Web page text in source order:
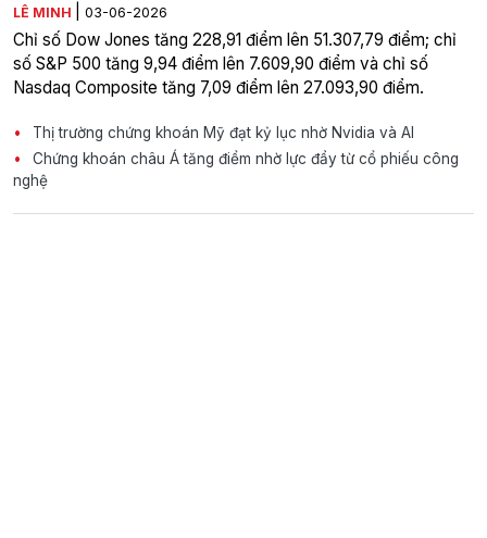
LÊ MINH 03-06-2026
Chỉ số Dow Jones tăng 228,91 điểm lên 51.307,79 điểm; chỉ
số S&P 500 tăng 9,94 điểm lên 7.609,90 điểm và chỉ số
Nasdaq Composite tăng 7,09 điểm lên 27.093,90 điểm.
Thị trường chứng khoán Mỹ đạt kỷ lục nhờ Nvidia và AI
Chứng khoán châu Á tăng điểm nhờ lực đẩy từ cổ phiếu công
nghệ